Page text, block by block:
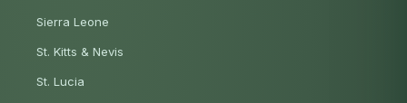
Sierra Leone
St. Kitts & Nevis
St. Lucia